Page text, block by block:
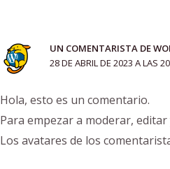
UN COMENTARISTA DE
28 DE ABRIL DE 2023 A LAS
Hola, esto es un comentario.
Para empezar a moderar,
Los avatares de los